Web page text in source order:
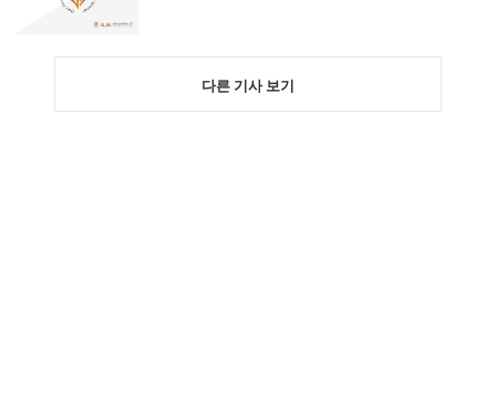
다른 기사 보기